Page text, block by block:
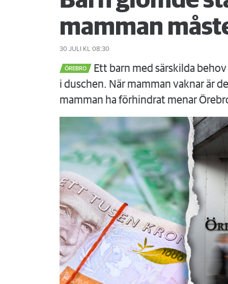
mamman
30 JULI KL 08:30
ÖREBRO
Ett barn med särskilda
i duschen. När mamman vaknar är
mamman ha förhindrat menar